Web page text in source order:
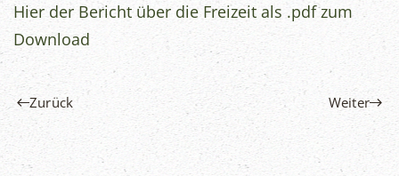
Hier der Bericht über die Freizeit als .pdf zum
Download
Zurück Weiter